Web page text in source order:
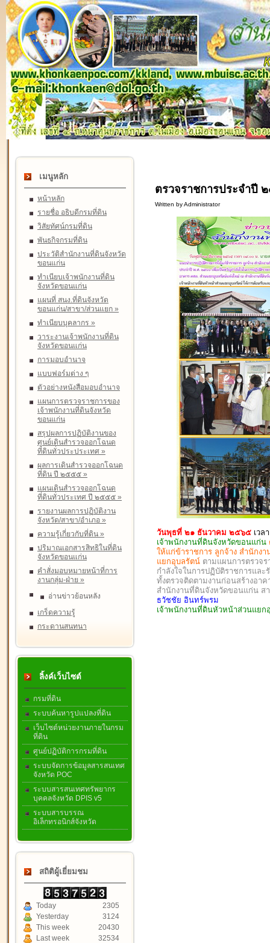
เมนูหลัก
หน้าหลัก
รายชื่อ อธิบดีกรมที่ดิน
วิสัยทัศน์กรมที่ดิน
พันธกิจกรมที่ดิน
ประวัติสำนักงานที่ดินจังหวัด
ขอนแก่น
ทำเนียบเจ้าพนักงานที่ดิน
จังหวัดขอนแก่น
แผนที่ สนง.ที่ดินจังหวัด
ขอนแก่น/สาขา/ส่วนแยก »
ทำเนียบบุคลากร »
วาระงานเจ้าพนักงานที่ดิน
จังหวัดขอนแก่น
การมอบอำนาจ
แบบฟอร์มต่าง ๆ
ตัวอย่างหนังสือมอบอำนาจ
แผนการตรวจราชการของ
เจ้าพนักงานที่ดินจังหวัด
ขอนแก่น
สรุปผลการปฏิบัติงานของ
ศูนย์เดินสำรวจออกโฉนด
ที่ดินทั่วประประเทศ »
ผลการเดินสำรวจออกโฉนด
ที่ดิน ปี ๒๕๕๕ »
แผนเดินสำรวจออกโฉนด
ที่ดินทั่วประเทศ ปี ๒๕๕๕ »
รายงานผลการปฏิบัติงาน
จังหวัด/สาขา/อำเภอ »
ความรู้เกี่ยวกับที่ดิน »
ปริมาณเอกสารสิทธิในที่ดิน
จังหวัดขอนแก่น
คำสั่งมอบหมายหน้าที่การ
งานกลุ่ม-ฝ่าย »
อ่านข่าวย้อนหลัง
เกร็ดความรู้
กระดานสนทนา
ลิ้งค์เว็บไซต์
กรมที่ดิน
ระบบค้นหารูปแปลงที่ดิน
เว็บไซต์หน่วยงานภายในกรม
ที่ดิน
ศูนย์ปฏิบัติการกรมที่ดิน
ระบบจัดการข้อมูลสารสนเทศ
จังหวัด POC
ระบบสารสนเทศทรัพยากร
บุคคลจังหวัด DPIS v5
ระบบสารบรรณ
อิเล็กทรอนิกส์จังหวัด
สถิติผู้เยี่ยมชม
Today
2305
Yesterday
3124
This week
20430
Last week
32534
ตรวจราชการประจำปี
Written by Administrator
วันพุธที่ ๒๑ ธันวาคม ๒๕๖๕ เวล
เจ้าพนักงานที่ดินจังหวัดขอนแก่น
ให้แก่ข้าราชการ ลูกจ้าง สำนักง
แยกอุบลรัตน์ ตามแผนการตรวจ
กำลังใจในการปฏิบัติราชการแล
ทั้งตรวจติดตามงานก่อนสร้างอา
สำนักงานที่ดินจังหวัดขอนแก่น ส
ธวัชชัย อินทร์พรม
เจ้าพนักงานที่ดินหัวหน้าส่วนแยก